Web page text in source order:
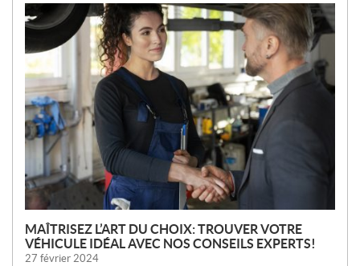
N
O
U
V
E
L
L
E
MAÎTRISEZ L’ART DU CHOIX: TROUVER VOTRE
VÉHICULE IDÉAL AVEC NOS CONSEILS EXPERTS!
27 février 2024